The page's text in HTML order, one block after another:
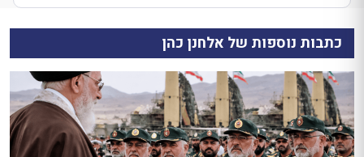
כתבות נוספות של אלחנן כהן